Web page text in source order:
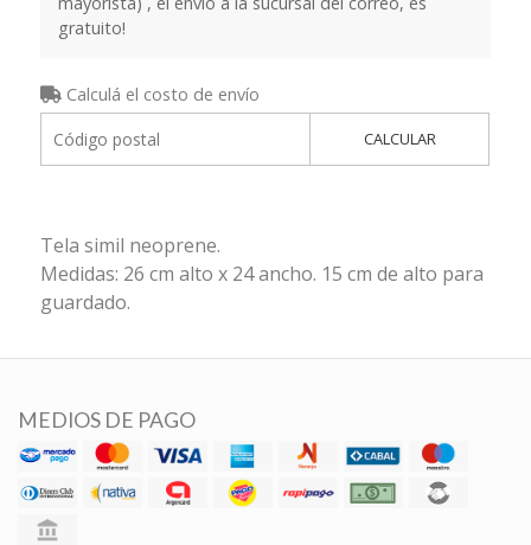
gratuito!
Calculá el costo de envío
CALCULAR
Tela simil neoprene.
Medidas: 26 cm alto x 24 ancho. 15 cm de alto para
guardado.
MEDIOS DE PAGO